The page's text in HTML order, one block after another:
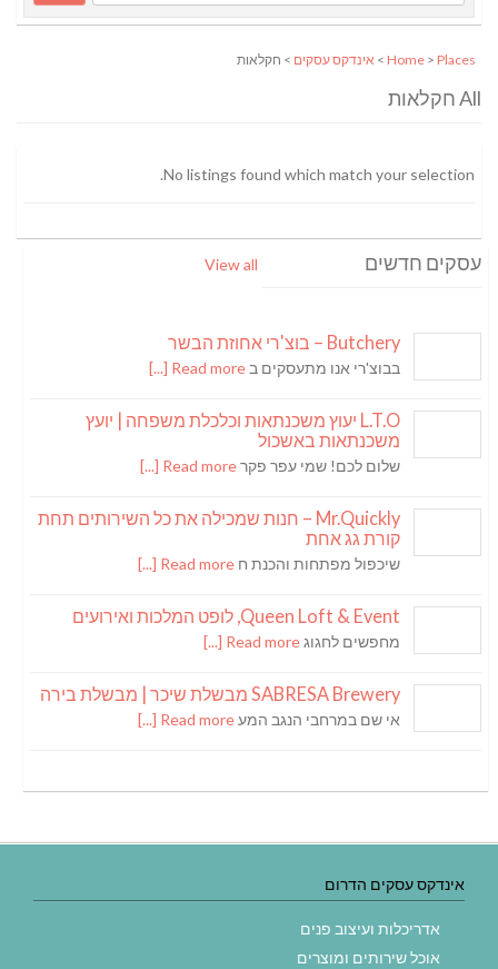
Home > Places
> אינדקס עסקים > חקלאות
All חקלאות
No listings found which match your selection.
עסקים חדשים View all
Butchery – בוצ'רי אחוזת הבשר
בבוצ'רי אנו מתעסקים ב Read more [...]
L.T.O יעוץ משכנתאות וכלכלת משפחה | יועץ
משכנתאות באשכול
שלום לכם! שמי עפר פקרRead more [...]
Mr.Quickly – חנות שמכילה את כל השירותים תחת
קורת גג אחת
שיכפול מפתחות והכנת ח Read more [...]
Queen Loft & Event, לופט המלכות ואירועים
מחפשים לחגוגRead more [...]
SABRESA Brewery מבשלת שיכר | מבשלת בירה
אי שם במרחבי הנגב המעRead more [...]
אינדקס עסקים הדרום
אדריכלות ועיצוב פנים
אוכל שירותים ומוצרים